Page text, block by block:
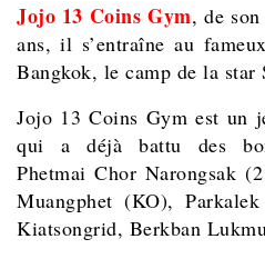
Jojo 13 Coins Gym, de
ans, il s’entraîne au
Bangkok, le camp de la star
Jojo 13 Coins Gym est un
qui a déjà battu des
Phetmai Chor Narongsak
Muangphet (KO),
Kiatsongrid, Berkban